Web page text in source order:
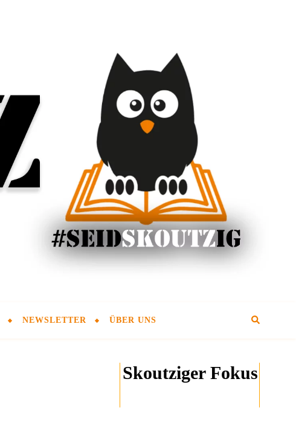
NEWSLETTER ÜBER UNS
Skoutziger Fokus